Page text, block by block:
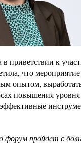
приветствии к
что
опытом,
повышения
форум пройдет с